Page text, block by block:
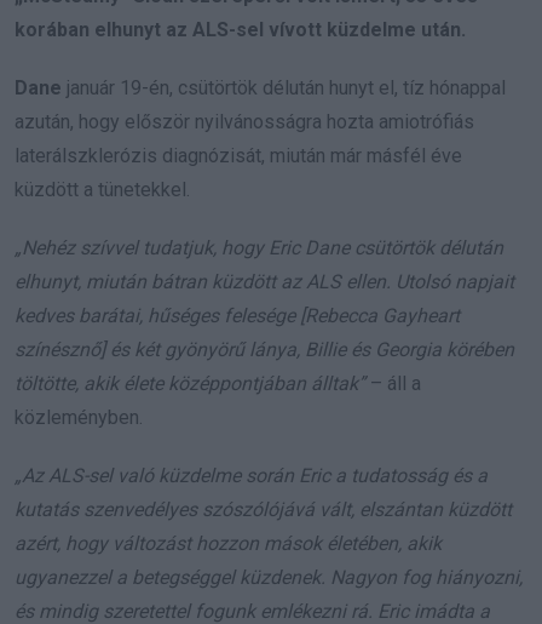
korában elhunyt az ALS-sel vívott küzdelme után.
Dane január 19-én, csütörtök délután hunyt el, tíz hónappal
azután, hogy először nyilvánosságra hozta amiotrófiás
laterálszklerózis diagnózisát, miután már másfél éve
küzdött a tünetekkel.
„Nehéz szívvel tudatjuk, hogy Eric Dane csütörtök délután
elhunyt, miután bátran küzdött az ALS ellen. Utolsó napjait
kedves barátai, hűséges felesége [Rebecca Gayheart
színésznő] és két gyönyörű lánya, Billie és Georgia körében
töltötte, akik élete középpontjában álltak”– áll a
közleményben.
„Az ALS-sel való küzdelme során Eric a tudatosság és a
kutatás szenvedélyes szószólójává vált, elszántan küzdött
azért, hogy változást hozzon mások életében, akik
ugyanezzel a betegséggel küzdenek. Nagyon fog hiányozni,
és mindig szeretettel fogunk emlékezni rá. Eric imádta a